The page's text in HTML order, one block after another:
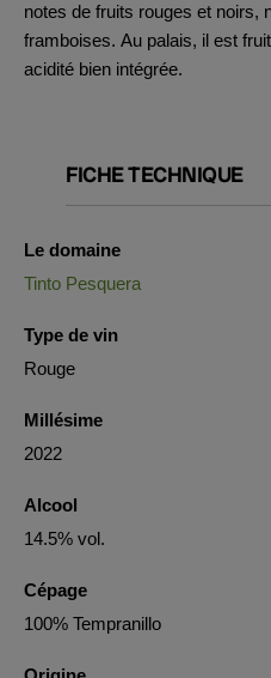
notes de fruits rouges et noirs,
framboises. Au palais, il est
acidité bien intégrée.
FICHE TECHNIQUE
Le domaine
Tinto Pesquera
Type de vin
Rouge
Millésime
2022
Alcool
14.5% vol.
Cépage
100% Tempranillo